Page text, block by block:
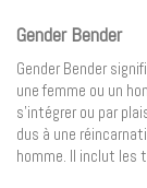
Gender Bender
Gender Bender
une femme ou un
s’intégrer ou par
dus à une
homme. Il inclut les